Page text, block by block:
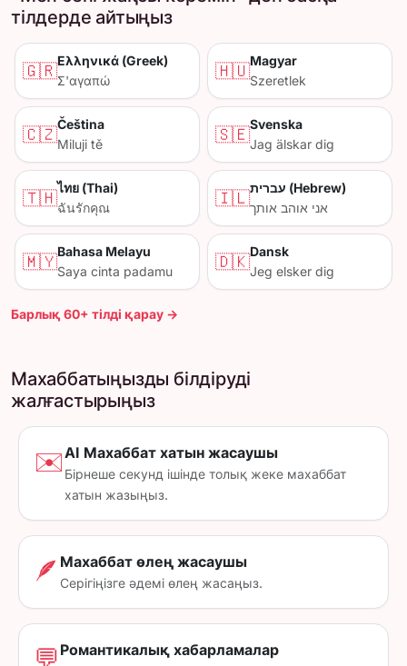
тілдерде айтыңыз
🇬🇷Ελληνικά (Greek)
Σ'αγαπώ
🇭🇺Magyar
Szeretlek
🇨🇿Čeština
Miluji tě
🇸🇪Svenska
Jag älskar dig
🇹🇭ไทย (Thai)
ฉันรักคุณ
🇮🇱
עברית (Hebrew)
אני אוהב אותך
🇲🇾Bahasa Melayu
Saya cinta padamu
🇩🇰Dansk
Jeg elsker dig
Барлық 60+ тілді қарау →
Махаббатыңызды білдіруді
жалғастырыңыз
✉️AI Махаббат хатын жасаушы
Бірнеше секунд ішінде толық жеке махаббат
хатын жазыңыз.
🪶 Махаббат өлең жасаушы
Серігіңізге әдемі өлең жасаңыз.
💬 Романтикалық хабарламалар